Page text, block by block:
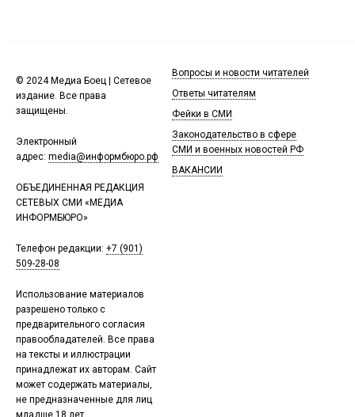
© 2024 Медиа Боец | Сетевое
издание. Все права
защищены.
Электронный
адрес: media@информбюро.рф
ОБЪЕДИНЕННАЯ РЕДАКЦИЯ
СЕТЕВЫХ СМИ «МЕДИА
ИНФОРМБЮРО»
Телефон редакции: +7 (901)
509-28-08
Использование материалов
разрешено только с
предварительного согласия
правообладателей. Все права
на тексты и иллюстрации
принадлежат их авторам. Сайт
может содержать материалы,
не предназначенные для лиц
младше 18 лет.
Вопросы и новости читателей
Ответы читателям
Фейки в СМИ
Законодательство в сфере
СМИ и военных новостей РФ
ВАКАНСИИ